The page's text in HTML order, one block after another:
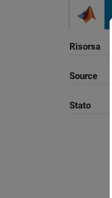
Risorsa
Source
Stato